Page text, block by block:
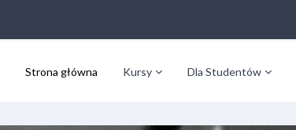
Strona główna Kursy Dla Studentów